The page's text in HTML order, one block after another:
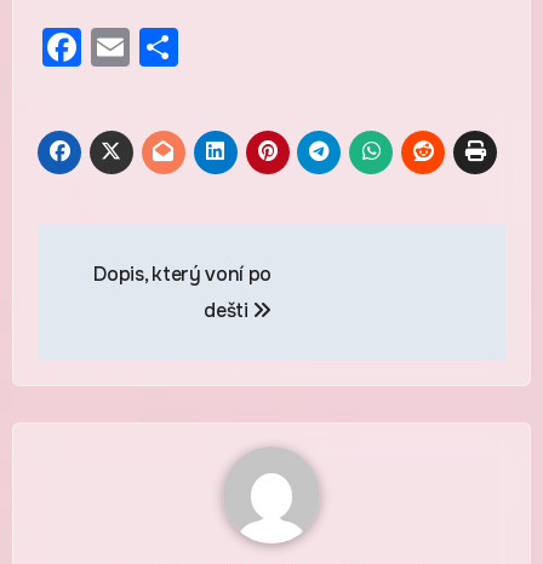
Facebook
EmailShare
proDopis, který voní po
dešti